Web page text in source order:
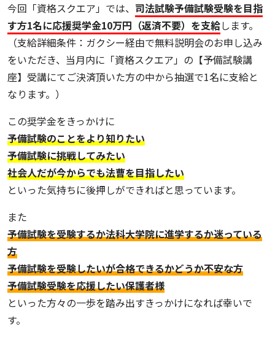
今回「資格スクエア」では、 司法試験予備試験受験を目指
す方1名に応援奨学金10万円（返済不要）を支給します。
（支給詳細条件：ガクシー経由で無料説明会のお申し込み
をいただき、当月内に「資格スクエア」の【予備試験講
座】受講にてご決済頂いた方の中から抽選で1名に支給と
なります。）
この奨学金をきっかけに
予備試験のことをより知りたい
予備試験に挑戦してみたい
社会人だが今からでも法曹を目指したい
といった気持ちに後押しができればと思っています。
また
予備試験を受験するか法科大学院に進学するか迷っている
方
予備試験を受験したいが合格できるかどうか不安な方
予備試験受験を応援したい保護者様
といった方々の一歩を踏み出すきっかけになれば幸いで
す。